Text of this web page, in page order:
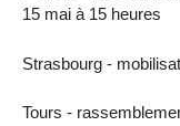
15 mai à 15 heures
Strasbourg -
Tours -